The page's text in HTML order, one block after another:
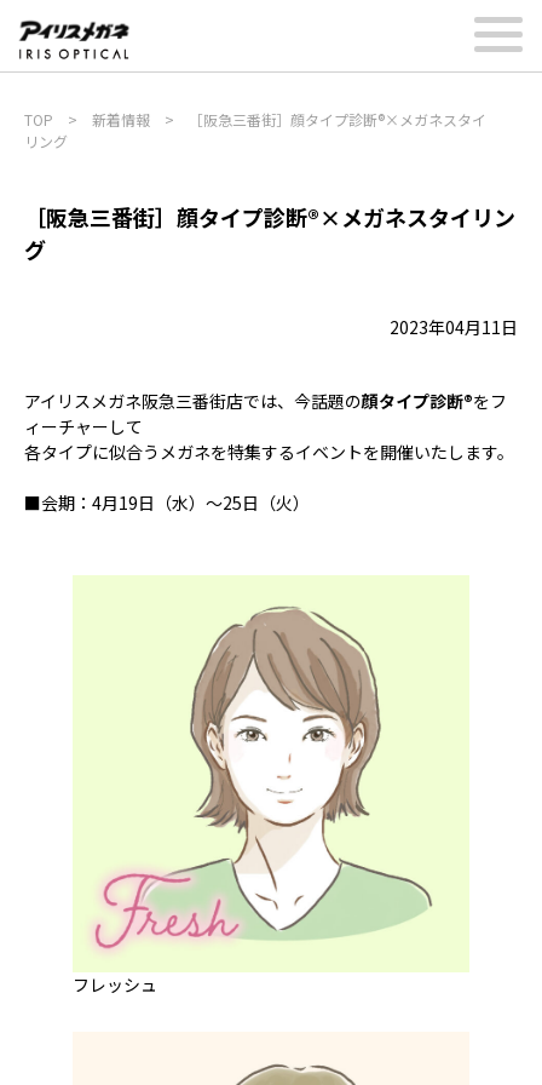
TOP > 新着情報 >
［阪急三番街］顔タイプ診断®×メガネスタイ
リング
［阪急三番街］顔タイプ診断®×メガネスタイリン
グ
2023年04月11日
アイリスメガネ阪急三番街店では、今話題の顔タイプ診断®をフ
ィーチャーして
各タイプに似合うメガネを特集するイベントを開催いたします。
■会期：4月19日（水）～25日（火）
フレッシュ